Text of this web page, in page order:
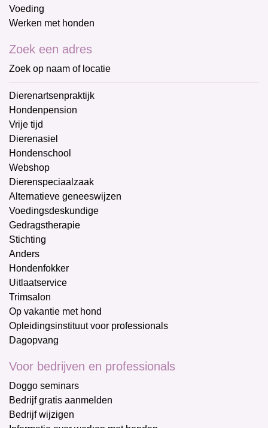
Voeding
Werken met honden
Zoek een adres
Zoek op naam of locatie
Dierenartsenpraktijk
Hondenpension
Vrije tijd
Dierenasiel
Hondenschool
Webshop
Dierenspeciaalzaak
Alternatieve geneeswijzen
Voedingsdeskundige
Gedragstherapie
Stichting
Anders
Hondenfokker
Uitlaatservice
Trimsalon
Op vakantie met hond
Opleidingsinstituut voor professionals
Dagopvang
Voor bedrijven en professionals
Doggo seminars
Bedrijf gratis aanmelden
Bedrijf wijzigen